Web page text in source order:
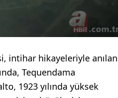
intihar hikayeleriyle anılan
Tequendama
1923 yılında yüksek